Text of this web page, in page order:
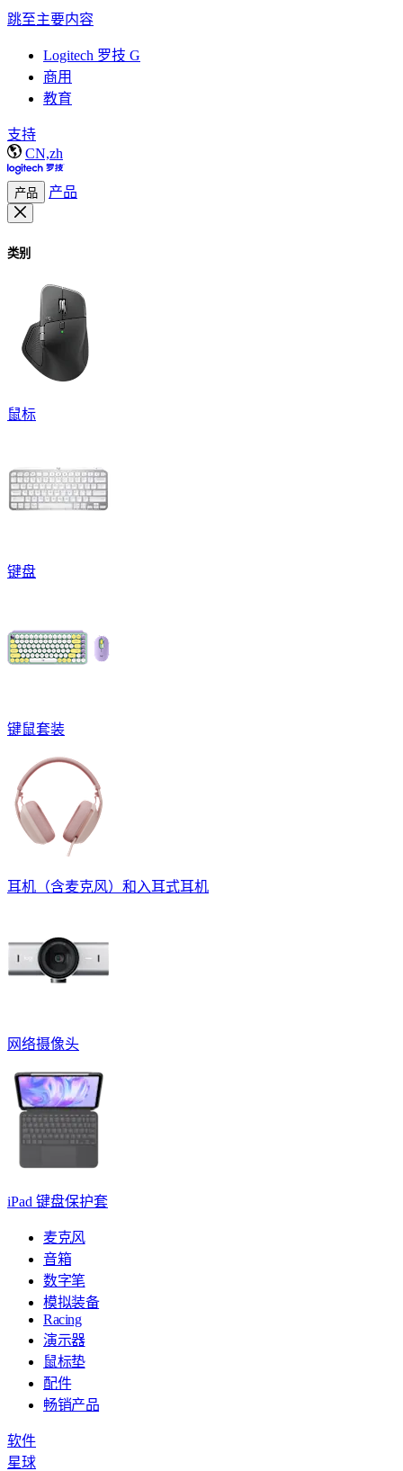
跳至主要内容
Logitech 罗技 G
商用
教育
支持
CN,zh
产品 产品
类别
鼠标
键盘
键鼠套装
耳机（含麦克风）和入耳式耳机
网络摄像头
iPad 键盘保护套
麦克风
音箱
数字笔
模拟装备
Racing
演示器
鼠标垫
配件
畅销产品
软件
星球